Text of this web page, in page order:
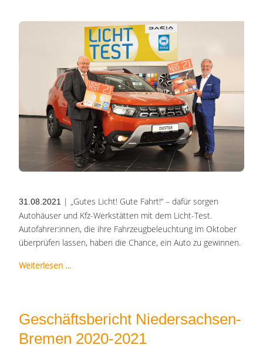
31.08.2021 | „Gutes Licht! Gute Fahrt!“ – dafür sorgen
Autohäuser und Kfz-Werkstätten mit dem Licht-Test.
Autofahrer:innen, die ihre Fahrzeugbeleuchtung im Oktober
überprüfen lassen, haben die Chance, ein Auto zu gewinnen.
Weiterlesen …
Geschäftsbericht Niedersachsen-
Bremen 2020-2021